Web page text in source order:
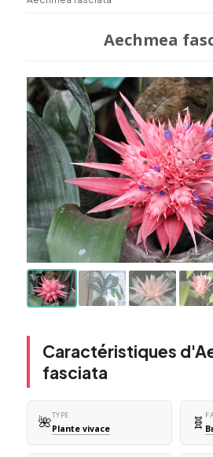
Aechmea
Caractéristiques
fasciata
🌺TYPE
Plante vivace 🧬